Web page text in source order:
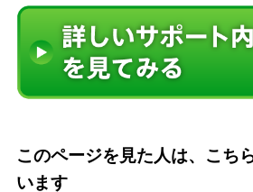
このページを見た人は、こち
います